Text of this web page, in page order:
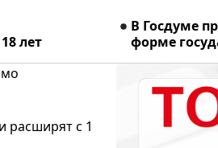
лет
В Госдуме
форме
расширят с 1